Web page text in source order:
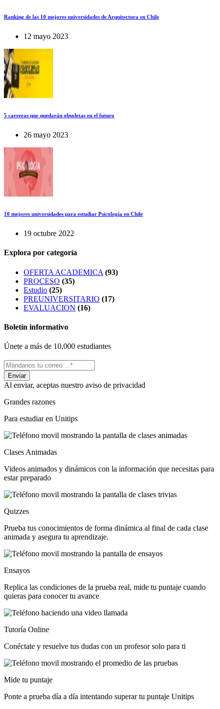
Ranking de las 10 mejores universidades de Arquitectura en Chile
12 mayo 2023
5 carreras que quedarán obsoletas en el futuro
26 mayo 2023
10 mejores universidades para estudiar Psicología en Chile
19 octubre 2022
Explora por categoría
OFERTA ACADEMICA (93)
PROCESO (35)
Estudio (25)
PREUNIVERSITARIO (17)
EVALUACION (16)
Boletín informativo
Únete a más de 10,000 estudiantes
Al enviar, aceptas nuestro aviso de privacidad
Grandes razones
Para estudiar en Unitips
Clases Animadas
Videos animados y dinámicos con la información que necesitas para
estar preparado
Quizzes
Prueba tus conocimientos de forma dinámica al final de cada clase
animada y asegura tu aprendizaje.
Ensayos
Replica las condiciones de la prueba real, mide tu puntaje cuando
quieras para conocer tu avance
Tutoría Online
Conéctate y resuelve tus dudas con un profesor solo para ti
Mide tu puntaje
Ponte a prueba día a día intentando superar tu puntaje Unitips